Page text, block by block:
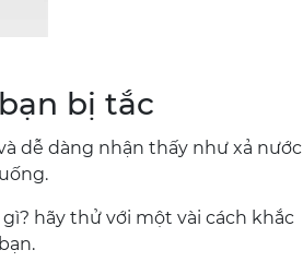
bị tắc
dễ dàng nhận thấy như xả nước
hãy thử với một vài cách khắc